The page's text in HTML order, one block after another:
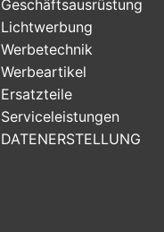
Geschäftsausrüstung
Lichtwerbung
Werbetechnik
Werbeartikel
Ersatzteile
Serviceleistungen
DATENERSTELLUNG